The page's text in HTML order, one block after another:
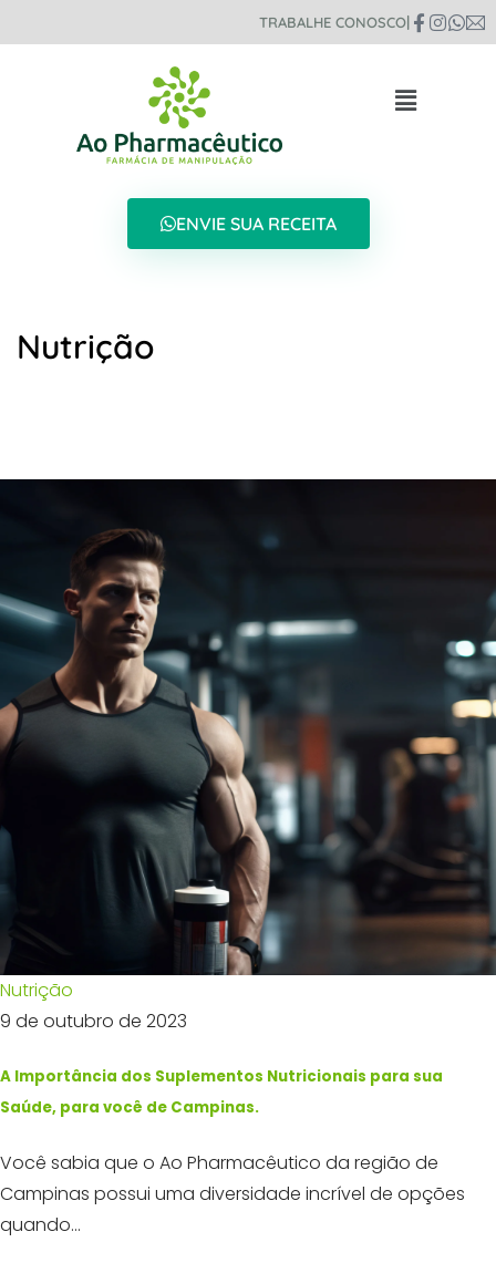
TRABALHE CONOSCO|
ENVIE SUA RECEITA
Nutrição
Nutrição
9 de outubro de 2023
A Importância dos Suplementos Nutricionais para sua
Saúde, para você de Campinas.
Você sabia que o Ao Pharmacêutico da região de
Campinas possui uma diversidade incrível de opções
quando...